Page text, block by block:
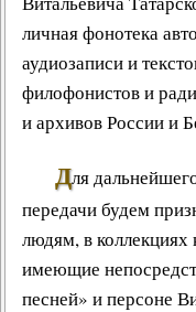
личная фонотека
аудиозаписи и
филофонистов и
и архивов России и
Для
передачи будем
людям, в
имеющие
песней» и персоне